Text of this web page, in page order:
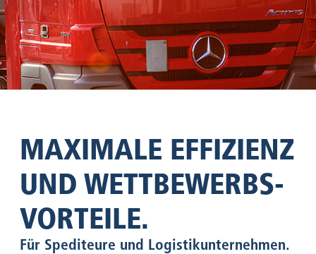
MAXIMALE EFFIZIENZ
UND WETTBEWERBS­
VORTEILE.
Für Spediteure und Logistikunternehmen.